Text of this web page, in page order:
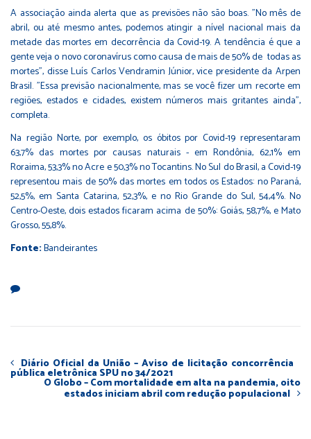
A associação ainda alerta que as previsões não são boas. "No mês de
abril, ou até mesmo antes, podemos atingir a nível nacional mais da
metade das mortes em decorrência da Covid-19. A tendência é que a
gente veja o novo coronavírus como causa de mais de 50% de todas as
mortes", disse Luís Carlos Vendramin Júnior, vice presidente da Arpen
Brasil. "Essa previsão nacionalmente, mas se você fizer um recorte em
regiões, estados e cidades, existem números mais gritantes ainda",
completa.
Na região Norte, por exemplo, os óbitos por Covid-19 representaram
63,7% das mortes por causas naturais - em Rondônia, 62,1% em
Roraima, 53,3% no Acre e 50,3% no Tocantins. No Sul do Brasil, a Covid-19
representou mais de 50% das mortes em todos os Estados: no Paraná,
52,5%, em Santa Catarina, 52,3%, e no Rio Grande do Sul, 54,4%. No
Centro-Oeste, dois estados ficaram acima de 50%: Goiás, 58,7%, e Mato
Grosso, 55,8%.
Fonte:Bandeirantes
Diário Oficial da União – Aviso de licitação concorrência
pública eletrônica SPU no 34/2021
O Globo – Com mortalidade em alta na pandemia, oito
estados iniciam abril com redução populacional